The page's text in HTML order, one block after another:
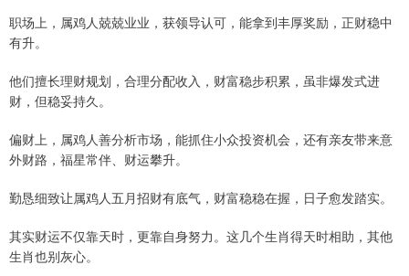
职场上，属鸡人兢兢业业，获领导认可，能拿到丰厚奖励，正财稳中
有升。
他们擅长理财规划，合理分配收入，财富稳步积累，虽非爆发式进
财，但稳妥持久。
偏财上，属鸡人善分析市场，能抓住小众投资机会，还有亲友带来意
外财路，福星常伴、财运攀升。
勤恳细致让属鸡人五月招财有底气，财富稳稳在握，日子愈发踏实。
其实财运不仅靠天时，更靠自身努力。这几个生肖得天时相助，其他
生肖也别灰心。